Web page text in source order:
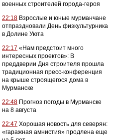
военных строителей города-героя
22:18 Взрослые и юные мурманчане
отпраздновали День физкультурника
в Долине Уюта
22:17 «Нам предстоит много
интересных проектов»: В
преддверии Дня строителя прошла
традиционная пресс-конференция
на крыше строящегося дома в
Мурманске
22:48 Прогноз погоды в Мурманске
на 8 августа
22:47 Хорошая новость для северян:
«гаражная амнистия» продлена еще